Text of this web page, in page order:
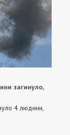
загинуло,
4 людини,